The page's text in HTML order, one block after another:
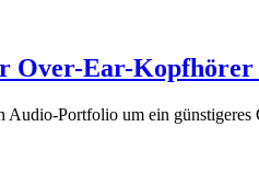
Over-Ear-
Audio-Portfolio um ein